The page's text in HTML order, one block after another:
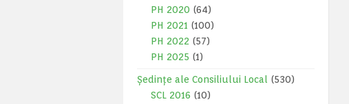
PH 2020 (64)
PH 2021 (100)
PH 2022 (57)
PH 2025 (1)
Ședințe ale Consiliului Local
(530)
SCL 2016 (10)